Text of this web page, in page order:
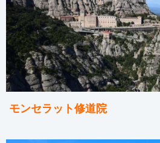
モンセラット修道院